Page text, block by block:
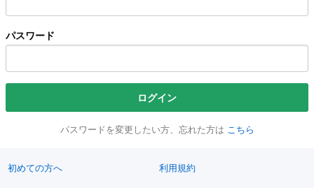
パスワード
ログイン
パスワードを変更したい方、忘れた方は こちら
初めての方へ 利用規約